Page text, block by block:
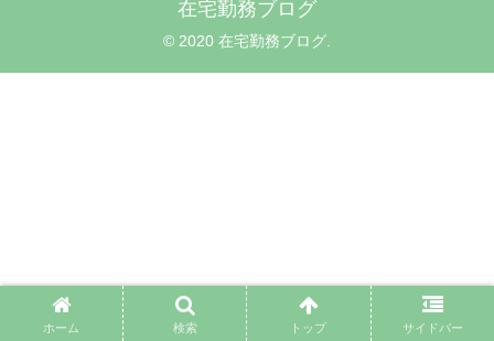
在宅勤務ブログ
© 2020 在宅勤務ブログ.
ホーム 検索 トップ サイドバー